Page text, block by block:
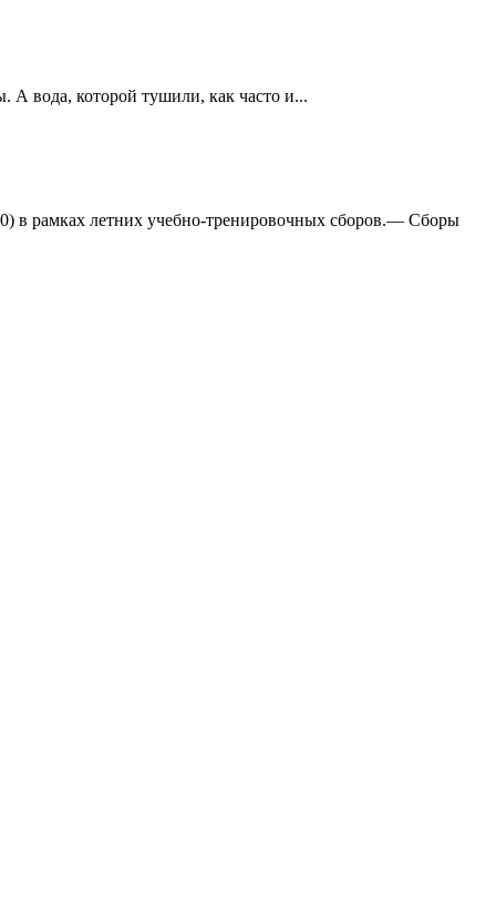
вода, которой тушили, как часто и...
в рамках летних учебно-тренировочных сборов.— Сборы